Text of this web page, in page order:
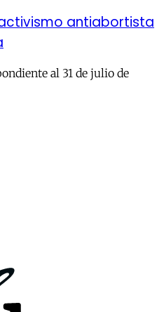
antiabortista
al 31 de julio de